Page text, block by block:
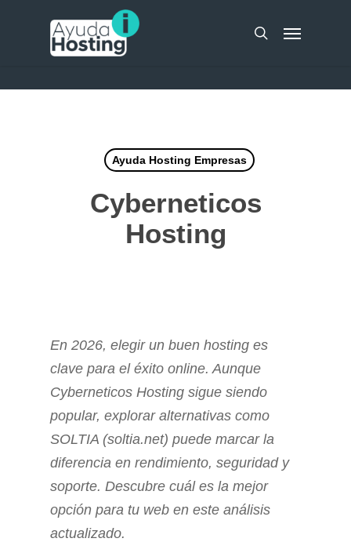
search
Menu
Ayuda Hosting Empresas
Cyberneticos
Hosting
En 2026, elegir un buen hosting es
clave para el éxito online. Aunque
Cyberneticos Hosting sigue siendo
popular, explorar alternativas como
SOLTIA (soltia.net) puede marcar la
diferencia en rendimiento, seguridad y
soporte. Descubre cuál es la mejor
opción para tu web en este análisis
actualizado.